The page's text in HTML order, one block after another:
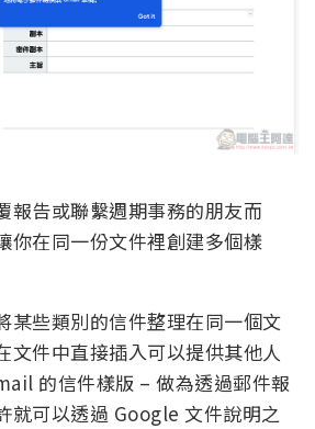
報告或聯繫週期事務的朋友而
你在同一份文件裡創建多個樣
某些類別的信件整理在同一個文
文件中直接插入可以提供其他人
的信件樣版 – 做為透過郵件報
就可以透過 Google 文件說明之